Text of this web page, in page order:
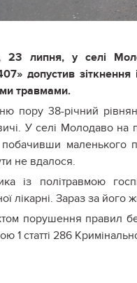
23 липня, у селі
» допустив зіткнення
травмами.
пору 38-річний
У селі Молодаво на
побачивши маленького
не вдалося.
із політравмою
лікарні. Зараз за його
порушення правил
1 статті 286